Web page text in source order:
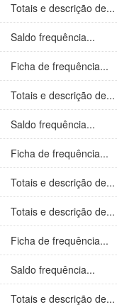
Totais e descrição de...
Saldo frequência...
Ficha de frequência...
Totais e descrição de...
Saldo frequência...
Ficha de frequência...
Totais e descrição de...
Totais e descrição de...
Ficha de frequência...
Saldo frequência...
Totais e descrição de...